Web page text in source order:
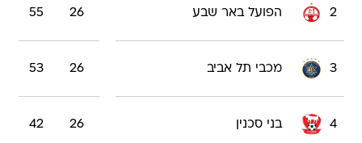
2 הפועל באר שבע 26
55
3 מכבי תל אביב 26
53
4 בני סכנין 26
42